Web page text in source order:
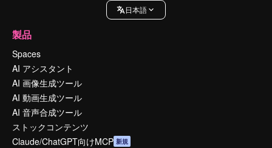
日本語
製品
Spaces
AI アシスタント
AI 画像生成ツール
AI 動画生成ツール
AI 音声合成ツール
ストックコンテンツ
Claude/ChatGPT向けMCP 新規